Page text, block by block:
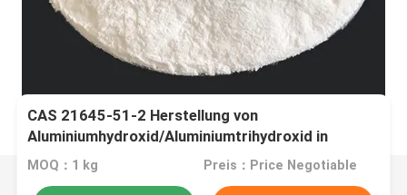
CAS 21645-51-2 Herstellung von
Aluminiumhydroxid/Aluminiumtrihydroxid in
medizinischer Qualität
MOQ：1 kg Preis：Price Negotiable